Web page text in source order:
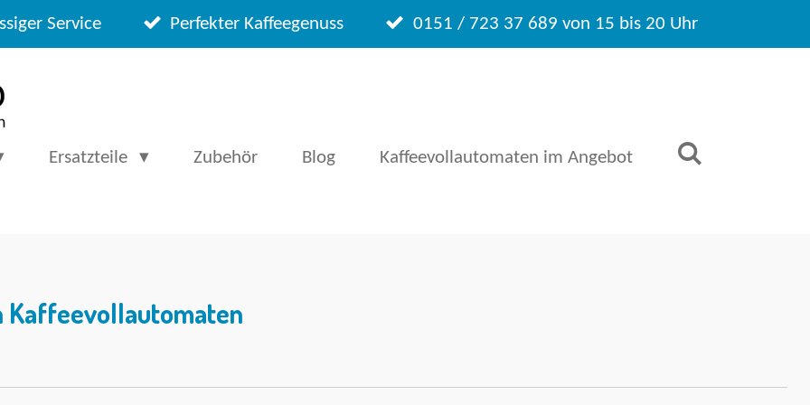
Service Perfekter Kaffeegenuss 0151 / 723 37 689 von 15 bis 20 Uhr
Ersatzteile Zubehör Blog Kaffeevollautomaten im Angebot
Kaffeevollautomaten